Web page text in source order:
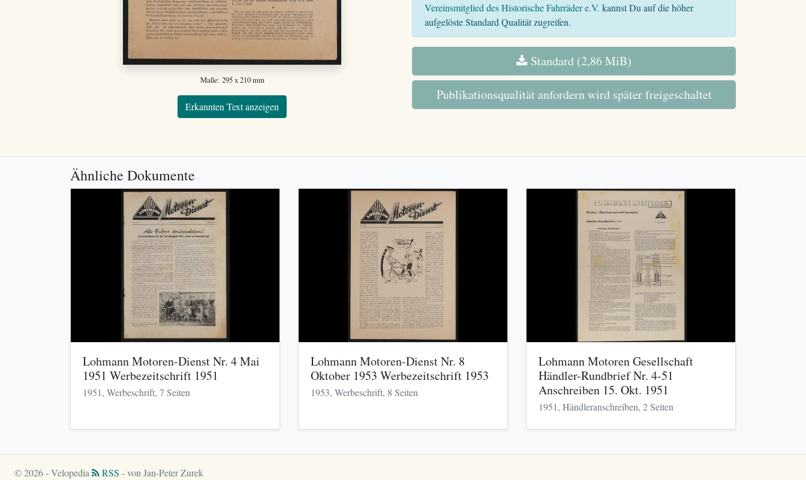
Maße: 295 x 210 mm
Erkannten Text anzeigen
Vereinsmitglied des Historische Fahrräder e.V. kannst Du auf die höher
aufgelöste Standard Qualität zugreifen.
Standard (2,86 MiB)
Publikationsqualität anfordern wird später freigeschaltet
Ähnliche Dokumente
Lohmann Motoren-Dienst Nr. 4 Mai
1951 Werbezeitschrift 1951
1951, Werbeschrift, 7 Seiten
Lohmann Motoren-Dienst Nr. 8
Oktober 1953 Werbezeitschrift 1953
1953, Werbeschrift, 8 Seiten
Lohmann Motoren Gesellschaft
Händler-Rundbrief Nr. 4-51
Anschreiben 15. Okt. 1951
1951, Händleranschreiben, 2 Seiten
© 2026 - Velopedia RSS - von Jan-Peter Zurek